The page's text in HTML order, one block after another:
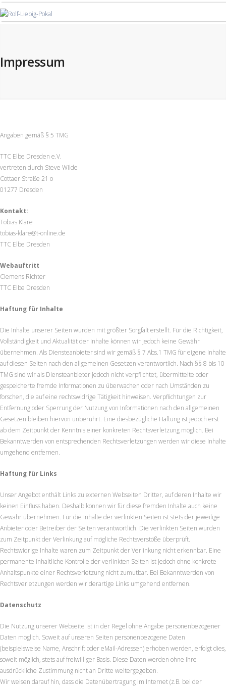
Impressum
Angaben gemäß § 5 TMG
TTC Elbe Dresden e.V.
vertreten durch Steve Wilde
Cottaer Straße 21 o
01277 Dresden
Kontakt:
Tobias Klare
tobias-klare@t-online.de
TTC Elbe Dresden
Webauftritt
Clemens Richter
TTC Elbe Dresden
Haftung für Inhalte
Die Inhalte unserer Seiten wurden mit größter Sorgfalt erstellt. Für die Richtigkeit,
Vollständigkeit und Aktualität der Inhalte können wir jedoch keine Gewähr
übernehmen. Als Diensteanbieter sind wir gemäß § 7 Abs.1 TMG für eigene Inhalte
auf diesen Seiten nach den allgemeinen Gesetzen verantwortlich. Nach §§ 8 bis 10
TMG sind wir als Diensteanbieter jedoch nicht verpflichtet, übermittelte oder
gespeicherte fremde Informationen zu überwachen oder nach Umständen zu
forschen, die auf eine rechtswidrige Tätigkeit hinweisen. Verpflichtungen zur
Entfernung oder Sperrung der Nutzung von Informationen nach den allgemeinen
Gesetzen bleiben hiervon unberührt. Eine diesbezügliche Haftung ist jedoch erst
ab dem Zeitpunkt der Kenntnis einer konkreten Rechtsverletzung möglich. Bei
Bekanntwerden von entsprechenden Rechtsverletzungen werden wir diese Inhalte
umgehend entfernen.
Haftung für Links
Unser Angebot enthält Links zu externen Webseiten Dritter, auf deren Inhalte wir
keinen Einfluss haben. Deshalb können wir für diese fremden Inhalte auch keine
Gewähr übernehmen. Für die Inhalte der verlinkten Seiten ist stets der jeweilige
Anbieter oder Betreiber der Seiten verantwortlich. Die verlinkten Seiten wurden
zum Zeitpunkt der Verlinkung auf mögliche Rechtsverstöße überprüft.
Rechtswidrige Inhalte waren zum Zeitpunkt der Verlinkung nicht erkennbar. Eine
permanente inhaltliche Kontrolle der verlinkten Seiten ist jedoch ohne konkrete
Anhaltspunkte einer Rechtsverletzung nicht zumutbar. Bei Bekanntwerden von
Rechtsverletzungen werden wir derartige Links umgehend entfernen.
Datenschutz
Die Nutzung unserer Webseite ist in der Regel ohne Angabe personenbezogener
Daten möglich. Soweit auf unseren Seiten personenbezogene Daten
(beispielsweise Name, Anschrift oder eMail-Adressen) erhoben werden, erfolgt dies,
soweit möglich, stets auf freiwilliger Basis. Diese Daten werden ohne Ihre
ausdrückliche Zustimmung nicht an Dritte weitergegeben.
Wir weisen darauf hin, dass die Datenübertragung im Internet (z.B. bei der